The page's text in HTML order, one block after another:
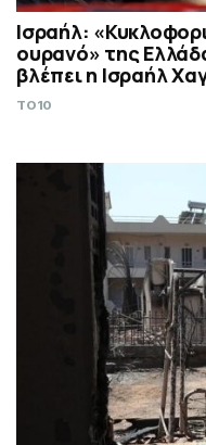
Ισραήλ:
ουρανό» της
βλέπει η Ισραήλ
TO10